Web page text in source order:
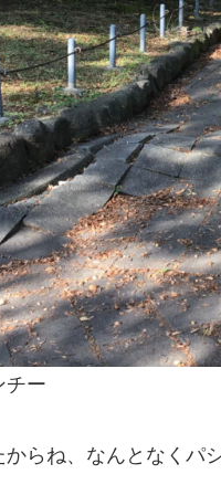
チー
らね、なんとなくパ